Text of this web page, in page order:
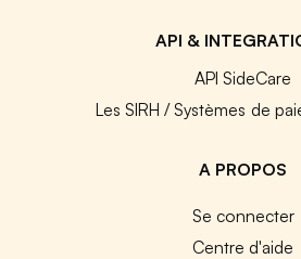
API &
API SideCare
Les SIRH / Systèmes de
A PROPOS
Se connecter
Centre d'aide